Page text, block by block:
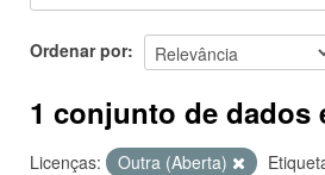
Sobre
Ordenar por
1 conjunto de dados
Licenças: Outra (Aberta)